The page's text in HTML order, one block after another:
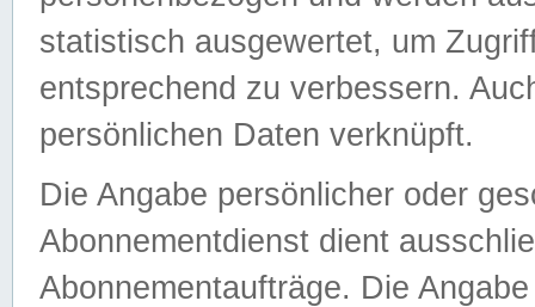
statistisch ausgewertet, um
entsprechend zu verbessern.
persönlichen Daten verknüpft.
Die Angabe persönlicher oder
Abonnementdienst dient
Abonnementaufträge. Die